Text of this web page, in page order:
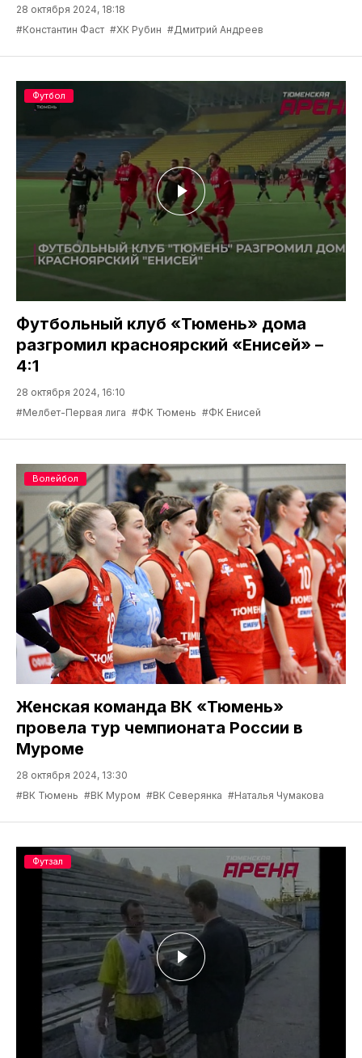
28 октября 2024, 18:18
#Константин Фаст #ХК Рубин #Дмитрий Андреев
Футбольный клуб «Тюмень» дома
разгромил красноярский «Енисей» –
4:1
28 октября 2024, 16:10
#Мелбет-Первая лига #ФК Тюмень #ФК Енисей
Футбол
Женская команда ВК «Тюмень»
провела тур чемпионата России в
Муроме
28 октября 2024, 13:30
#ВК Тюмень #ВК Муром #ВК Северянка #Наталья Чумакова
Волейбол
Футзал